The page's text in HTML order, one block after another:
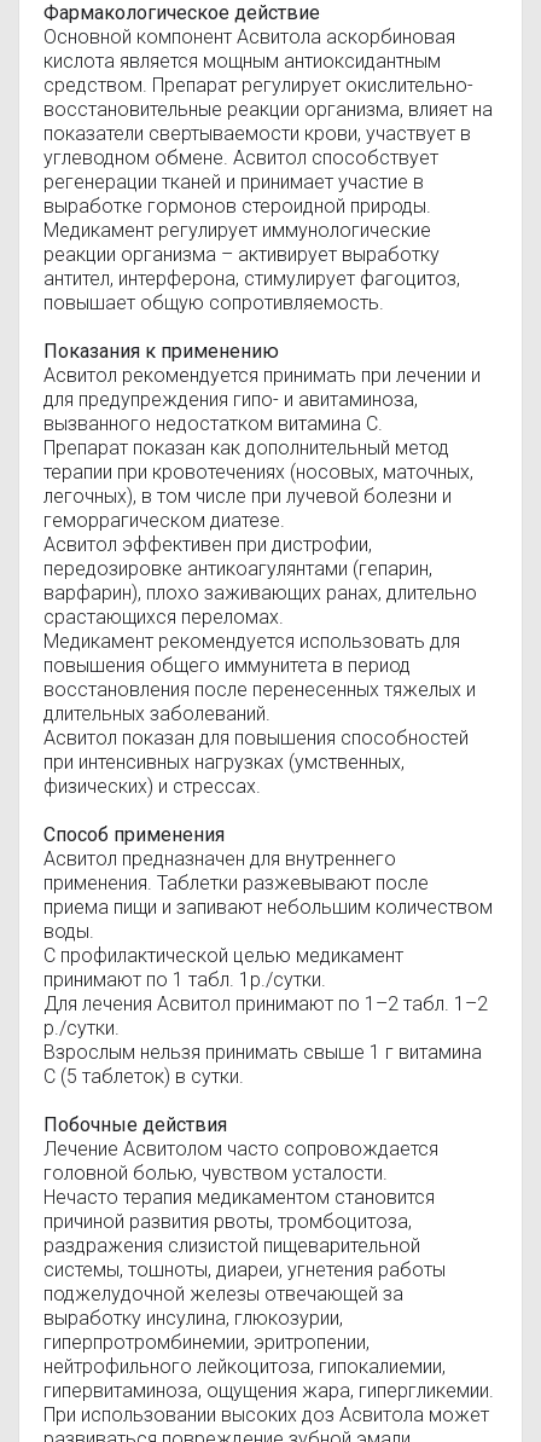
Фармакологическое действие
Основной компонент Асвитола аскорбиновая
кислота является мощным антиоксидантным
средством. Препарат регулирует окислительно-
восстановительные реакции организма, влияет на
показатели свертываемости крови, участвует в
углеводном обмене. Асвитол способствует
регенерации тканей и принимает участие в
выработке гормонов стероидной природы.
Медикамент регулирует иммунологические
реакции организма – активирует выработку
антител, интерферона, стимулирует фагоцитоз,
повышает общую сопротивляемость.
Показания к применению
Асвитол рекомендуется принимать при лечении и
для предупреждения гипо- и авитаминоза,
вызванного недостатком витамина С.
Препарат показан как дополнительный метод
терапии при кровотечениях (носовых, маточных,
легочных), в том числе при лучевой болезни и
геморрагическом диатезе.
Асвитол эффективен при дистрофии,
передозировке антикоагулянтами (гепарин,
варфарин), плохо заживающих ранах, длительно
срастающихся переломах.
Медикамент рекомендуется использовать для
повышения общего иммунитета в период
восстановления после перенесенных тяжелых и
длительных заболеваний.
Асвитол показан для повышения способностей
при интенсивных нагрузках (умственных,
физических) и стрессах.
Способ применения
Асвитол предназначен для внутреннего
применения. Таблетки разжевывают после
приема пищи и запивают небольшим количеством
воды.
С профилактической целью медикамент
принимают по 1 табл. 1р./сутки.
Для лечения Асвитол принимают по 1–2 табл. 1–2
р./сутки.
Взрослым нельзя принимать свыше 1 г витамина
С (5 таблеток) в сутки.
Побочные действия
Лечение Асвитолом часто сопровождается
головной болью, чувством усталости.
Нечасто терапия медикаментом становится
причиной развития рвоты, тромбоцитоза,
раздражения слизистой пищеварительной
системы, тошноты, диареи, угнетения работы
поджелудочной железы отвечающей за
выработку инсулина, глюкозурии,
гиперпротромбинемии, эритропении,
нейтрофильного лейкоцитоза, гипокалиемии,
гипервитаминоза, ощущения жара, гипергликемии.
При использовании высоких доз Асвитола может